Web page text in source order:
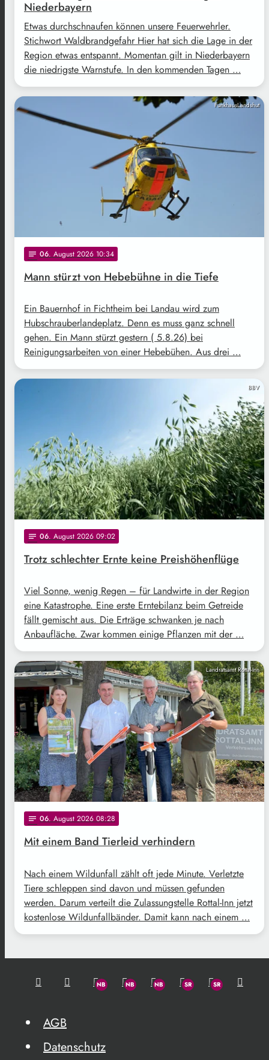
Niederbayern
Etwas durchschnaufen können unsere Feuerwehrler.
Stichwort Waldbrandgefahr Hier hat sich die Lage in der
Region etwas entspannt. Momentan gilt in Niederbayern
die niedrigste Warnstufe. In den kommenden Tagen …
FunkhausLandshut
notes 06. August 2026 10:34
Mann stürzt von Hebebühne in die Tiefe
Ein Bauernhof in Fichtheim bei Landau wird zum
Hubschrauberlandeplatz. Denn es muss ganz schnell
gehen. Ein Mann stürzt gestern ( 5.8.26) bei
Reinigungsarbeiten von einer Hebebühen. Aus drei …
BBV
notes 06. August 2026 09:02
Trotz schlechter Ernte keine Preishöhenflüge
Viel Sonne, wenig Regen – für Landwirte in der Region
eine Katastrophe. Eine erste Erntebilanz beim Getreide
fällt gemischt aus. Die Erträge schwanken je nach
Anbaufläche. Zwar kommen einige Pflanzen mit der …
Landratsamt Rottal-Inn
notes 06. August 2026 08:28
Mit einem Band Tierleid verhindern
Nach einem Wildunfall zählt oft jede Minute. Verletzte
Tiere schleppen sind davon und müssen gefunden
werden. Darum verteilt die Zulassungstelle Rottal-Inn jetzt
kostenlose Wildunfallbänder. Damit kann nach einem …
AGB
Datenschutz